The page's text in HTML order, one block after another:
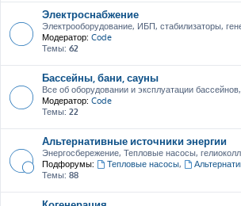
Электроснабжение
Электрооборудование, ИБП, стабилизаторы,
Модератор: Code
Темы: 62
Бассейны, бани, сауны
Все об оборудовании и эксплуатации
Модератор: Code
Темы: 22
Альтернативные источники энергии
Энергосбережение, Тепловые насосы,
Подфорумы:
Тепловые насосы,
Темы: 88